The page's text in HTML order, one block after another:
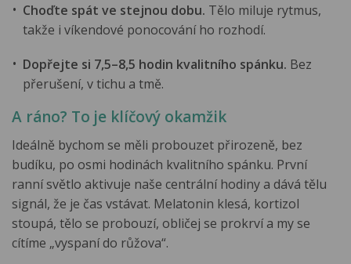
Choďte spát ve stejnou dobu. Tělo miluje rytmus,
takže i víkendové ponocování ho rozhodí.
Dopřejte si 7,5–8,5 hodin kvalitního spánku. Bez
přerušení, v tichu a tmě.
A ráno? To je klíčový okamžik
Ideálně bychom se měli probouzet přirozeně, bez
budíku, po osmi hodinách kvalitního spánku. První
ranní světlo aktivuje naše centrální hodiny a dává tělu
signál, že je čas vstávat. Melatonin klesá, kortizol
stoupá, tělo se probouzí, obličej se prokrví a my se
cítíme „vyspaní do růžova“.